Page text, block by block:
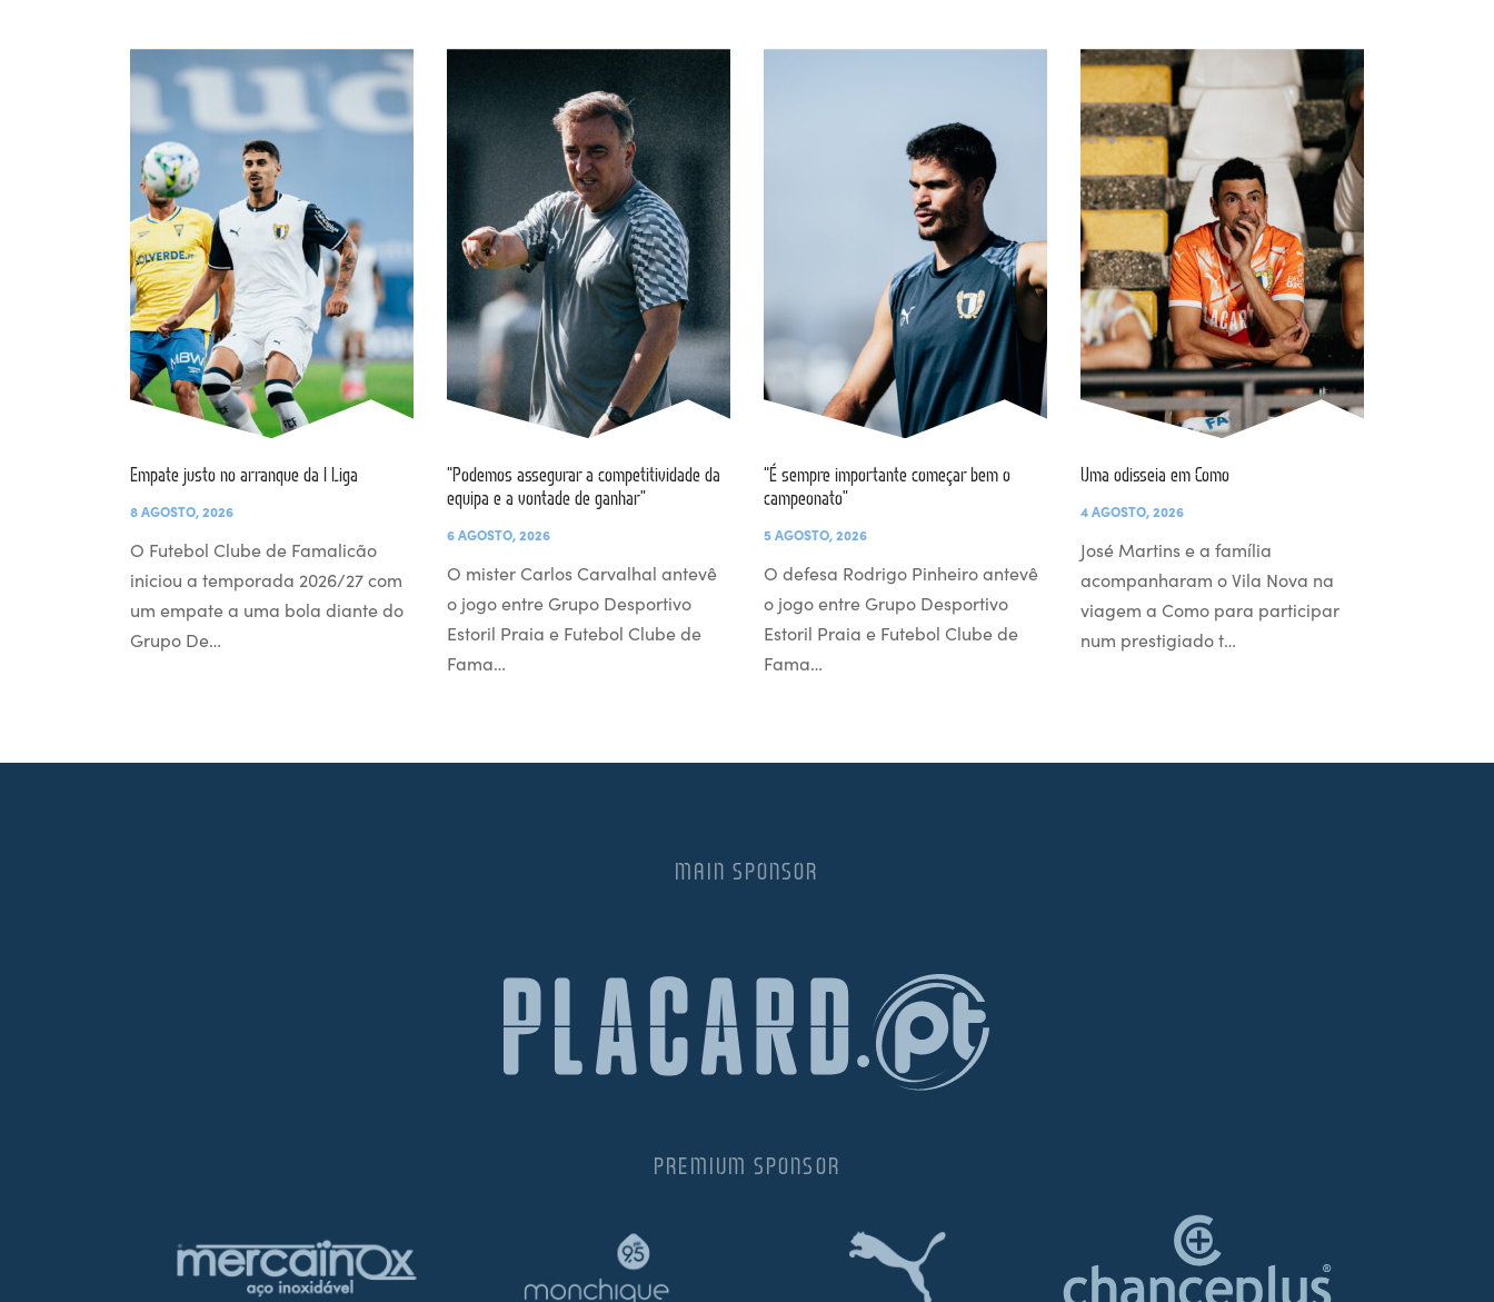
Empate justo no arranque da I Liga
8 AGOSTO, 2026
O Futebol Clube de Famalicão
iniciou a temporada 2026/27 com
um empate a uma bola diante do
Grupo De…
“Podemos assegurar a competitividade da
equipa e a vontade de ganhar”
6 AGOSTO, 2026
O mister Carlos Carvalhal antevê
o jogo entre Grupo Desportivo
Estoril Praia e Futebol Clube de
Fama…
“É sempre importante começar bem o
campeonato”
5 AGOSTO, 2026
O defesa Rodrigo Pinheiro antevê
o jogo entre Grupo Desportivo
Estoril Praia e Futebol Clube de
Fama…
Uma odisseia em Como
4 AGOSTO, 2026
José Martins e a família
acompanharam o Vila Nova na
viagem a Como para participar
num prestigiado t…
MAIN SPONSOR
PREMIUM SPONSOR